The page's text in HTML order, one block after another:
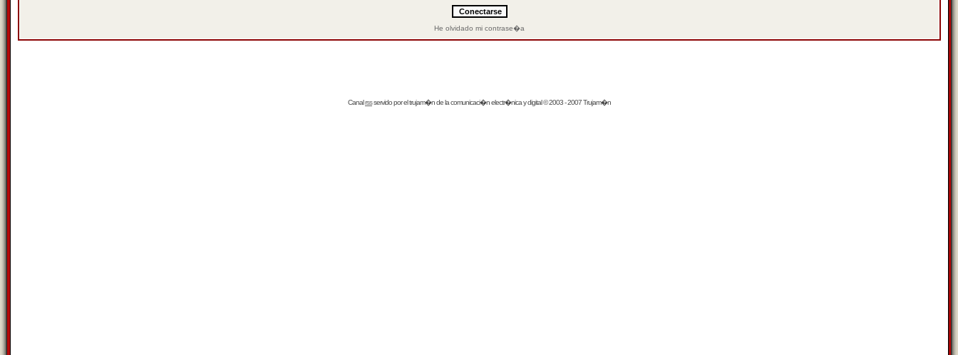
He olvidado mi contrase�a
Canalrssservido por eltrujam�nde la comunicaci�n electr�nica y digital © 2003 - 2007 Trujam�n